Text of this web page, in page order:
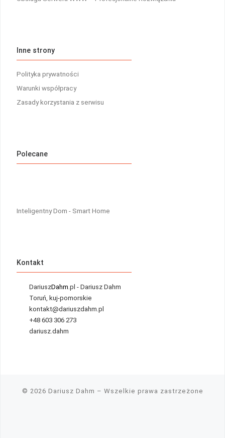
Inne strony
Polityka prywatności
Warunki współpracy
Zasady korzystania z serwisu
Polecane
Inteligentny Dom - Smart Home
Kontakt
DariuszDahm.pl - Dariusz Dahm
Toruń, kuj-pomorskie
kontakt@dariuszdahm.pl
+48 603 306 273
dariusz.dahm
© 2026 Dariusz Dahm – Wszelkie prawa zastrzeżone